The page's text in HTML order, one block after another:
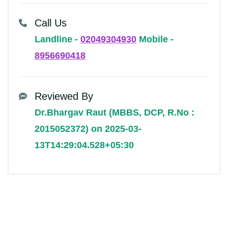
Call Us
Landline - 02049304930 Mobile -
8956690418
Reviewed By
Dr.Bhargav Raut (MBBS, DCP, R.No :
2015052372) on 2025-03-
13T14:29:04.528+05:30